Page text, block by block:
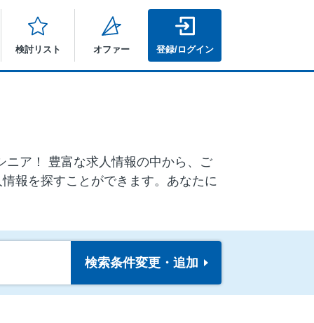
検討リスト オファー 登録/ログイン
ア！ 豊富な求人情報の中から、ご
報を探すことができます。あなたに
検索条件変更・追加